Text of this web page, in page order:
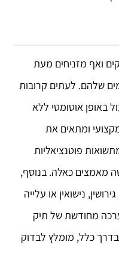
ואף מזניחים מעת
שלהם. לעתים קרובות
באופן אוטומטי ללא
ומתאים את
פוטנציאליות
מאמצים כאלה. בנוסף,
נישואין או עלייה
מחודשת של תיק
כלל, מומלץ לבדוק